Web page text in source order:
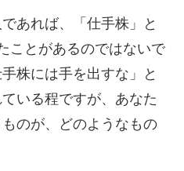
あれば、「仕手株」と
ことがあるのではないで
株には手を出すな」と
いる程ですが、あなた
のが、どのようなもの